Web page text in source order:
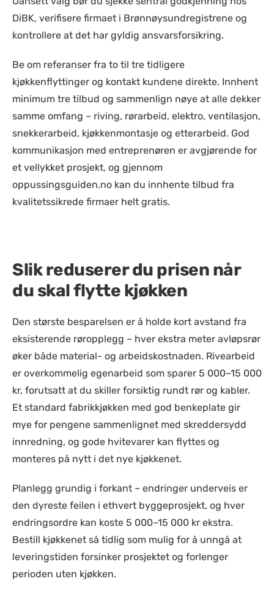
DiBK, verifisere firmaet i Brønnøysundregistrene og
kontrollere at det har gyldig ansvarsforsikring.
Be om referanser fra to til tre tidligere
kjøkkenflyttinger og kontakt kundene direkte. Innhent
minimum tre tilbud og sammenlign nøye at alle dekker
samme omfang – riving, rørarbeid, elektro, ventilasjon,
snekkerarbeid, kjøkkenmontasje og etterarbeid. God
kommunikasjon med entreprenøren er avgjørende for
et vellykket prosjekt, og gjennom
oppussingsguiden.no kan du innhente tilbud fra
kvalitetssikrede firmaer helt gratis.
Slik reduserer du prisen når
du skal flytte kjøkken
Den største besparelsen er å holde kort avstand fra
eksisterende røropplegg – hver ekstra meter avløpsrør
øker både material- og arbeidskostnaden. Rivearbeid
er overkommelig egenarbeid som sparer 5 000–15 000
kr, forutsatt at du skiller forsiktig rundt rør og kabler.
Et standard fabrikkjøkken med god benkeplate gir
mye for pengene sammenlignet med skreddersydd
innredning, og gode hvitevarer kan flyttes og
monteres på nytt i det nye kjøkkenet.
Planlegg grundig i forkant – endringer underveis er
den dyreste feilen i ethvert byggeprosjekt, og hver
endringsordre kan koste 5 000–15 000 kr ekstra.
Bestill kjøkkenet så tidlig som mulig for å unngå at
leveringstiden forsinker prosjektet og forlenger
perioden uten kjøkken.